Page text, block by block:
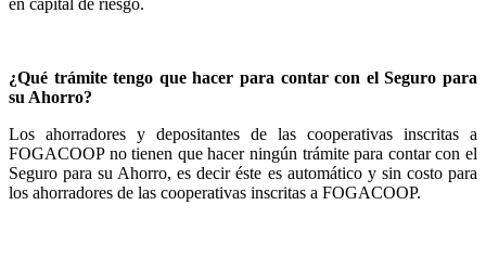
en capital de riesgo.
¿Qué trámite tengo que hacer para contar con el Seguro para
su Ahorro?
Los ahorradores y depositantes de las cooperativas inscritas a
FOGACOOP no tienen que hacer ningún trámite para contar con el
Seguro para su Ahorro, es decir éste es automático y sin costo para
los ahorradores de las cooperativas inscritas a FOGACOOP.